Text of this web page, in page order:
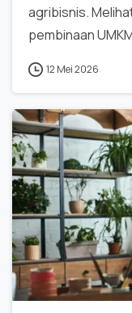
agribisnis.
pembinaan
12 Mei 2026